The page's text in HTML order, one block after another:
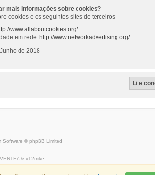
mais informações sobre cookies?
cookies e os seguintes sites de terceiros:
www.allaboutcookies.org/
em rede: http://www.networkadvertising.org/
de 2018
Software © phpBB Limited
& v12mike